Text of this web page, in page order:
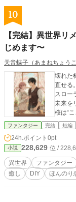
10
【完結】異世界リ
じめます〜
天音蝶子（あまねちょうこ
壊れた
直せる
スロー
未来を
桜は“こ
ファンタジー 完結 短編
24h.ポイント 0pt
小説 228,629 位 /
異世界 ファンタジー
癒し
DIY ほんのり